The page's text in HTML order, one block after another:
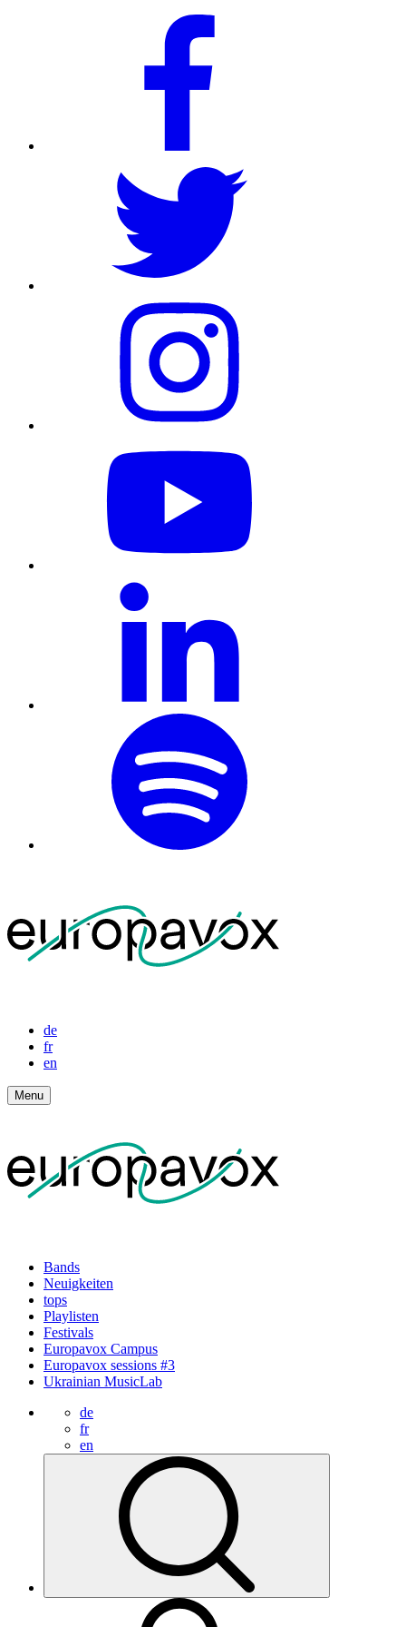
de
fr
en
Menu
Bands
Neuigkeiten
tops
Playlisten
Festivals
Europavox Campus
Europavox sessions #3
Ukrainian MusicLab
de
fr
en